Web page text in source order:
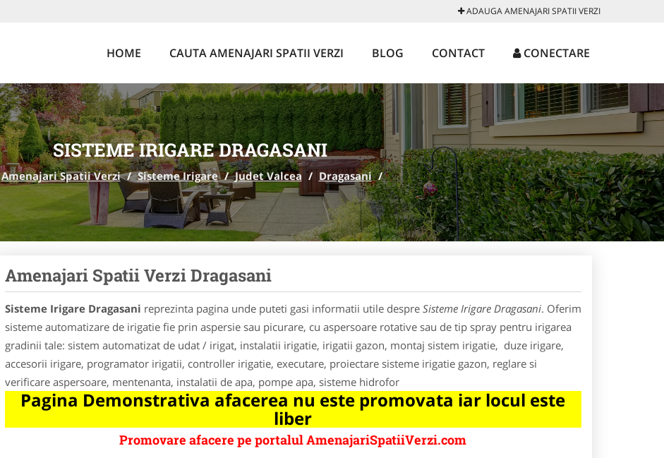
ADAUGA AMENAJARI SPATII VERZI
HOME CAUTA AMENAJARI SPATII VERZI BLOG CONTACT CONECTARE
SISTEME IRIGARE DRAGASANI
Amenajari Spatii Verzi / Sisteme Irigare / Judet Valcea / Dragasani /
Amenajari Spatii Verzi Dragasani
Sisteme Irigare Dragasani reprezinta pagina unde puteti gasi informatii utile despre Sisteme Irigare Dragasani. Oferim
sisteme automatizare de irigatie fie prin aspersie sau picurare, cu aspersoare rotative sau de tip spray pentru irigarea
gradinii tale: sistem automatizat de udat / irigat, instalatii irigatie, irigatii gazon, montaj sistem irigatie, duze irigare,
accesorii irigare, programator irigatii, controller irigatie, executare, proiectare sisteme irigatie gazon, reglare si
verificare aspersoare, mentenanta, instalatii de apa, pompe apa, sisteme hidrofor
Pagina Demonstrativa afacerea nu este promovata iar locul este
liber
Promovare afacere pe portalul AmenajariSpatiiVerzi.com